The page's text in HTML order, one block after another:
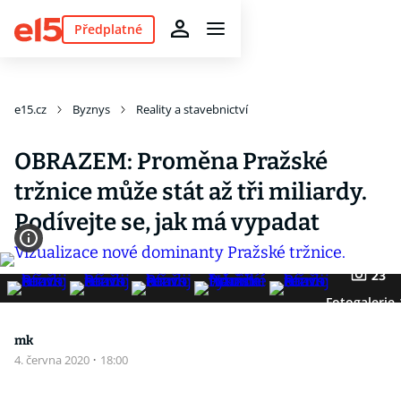
Předplatné
e15.cz Byznys Reality a stavebnictví
OBRAZEM: Proměna Pražské
tržnice může stát až tři miliardy.
Podívejte se, jak má vypadat
23
Fotogalerie
mk
4. června 2020 · 18:00